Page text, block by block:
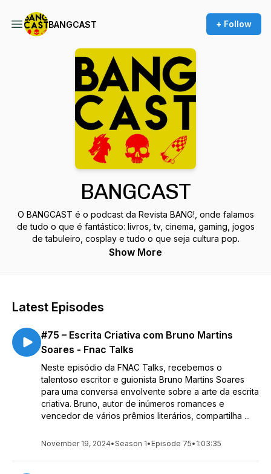
BANGCAST + Follow
BANGCAST
O BANGCAST é o podcast da Revista BANG!, onde falamos
de tudo o que é fantástico: livros, tv, cinema, gaming, jogos
de tabuleiro, cosplay e tudo o que seja cultura pop.
Show More
Latest Episodes
#75 – Escrita Criativa com Bruno Martins
Soares - Fnac Talks
Neste episódio da FNAC Talks, recebemos o
talentoso escritor e guionista Bruno Martins Soares
para uma conversa envolvente sobre a arte da escrita
criativa. Bruno, autor de inúmeros romances e
vencedor de vários prêmios literários, compartilha ...
November 19, 2024•Season 1• Episode 75• 1:03:35